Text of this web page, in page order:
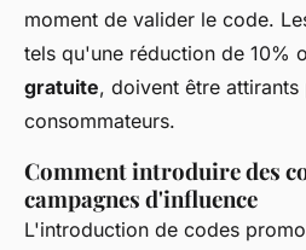
moment de valider le code.
tels qu'une réduction de 10%
gratuite, doivent être
consommateurs.
Comment introduire des
campagnes d'influence
L'introduction de codes